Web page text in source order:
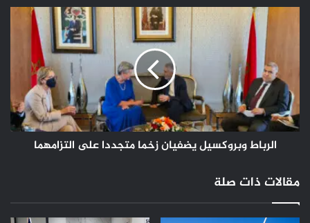
مطابقة
للمواصفات
الرباط
وبروكسيل
متجددا
على
التزامهما
الرباط وبروكسيل يضفيان زخما متجددا على التزامهما
مقالات ذات صلة